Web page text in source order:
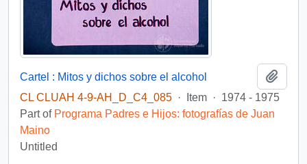
Cartel : Mitos y dichos sobre el alcohol
CL CLUAH 4-9-AH_D_C4_085 · Item · 1974 - 1975
Part of Programa Padres e Hijos: fotografías de Juan
Maino
Untitled